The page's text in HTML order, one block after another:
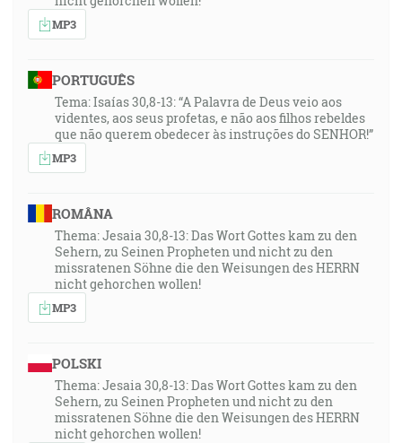
MP3
PORTUGUÊS
Tema: Isaías 30,8-13: “A Palavra de Deus veio aos
videntes, aos seus profetas, e não aos filhos rebeldes
que não querem obedecer às instruções do SENHOR!”
MP3
ROMÂNA
Thema: Jesaia 30,8-13: Das Wort Gottes kam zu den
Sehern, zu Seinen Propheten und nicht zu den
missratenen Söhne die den Weisungen des HERRN
nicht gehorchen wollen!
MP3
POLSKI
Thema: Jesaia 30,8-13: Das Wort Gottes kam zu den
Sehern, zu Seinen Propheten und nicht zu den
missratenen Söhne die den Weisungen des HERRN
nicht gehorchen wollen!